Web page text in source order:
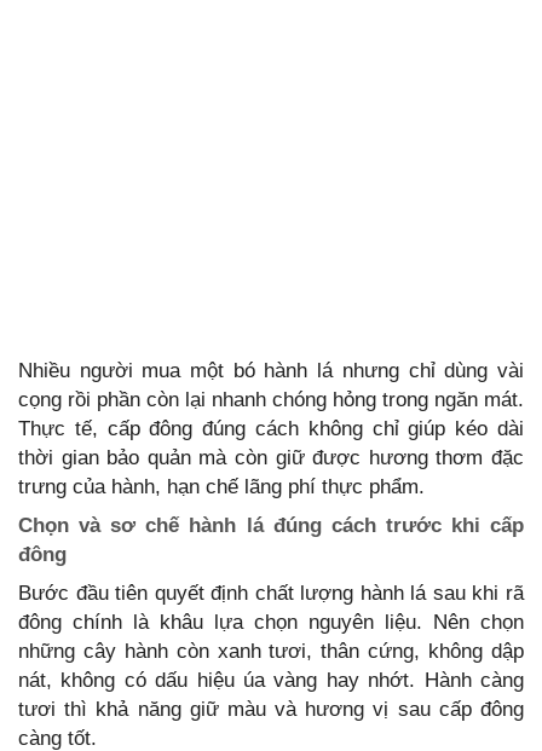
Nhiều người mua một bó hành lá nhưng chỉ dùng vài
cọng rồi phần còn lại nhanh chóng hỏng trong ngăn mát.
Thực tế, cấp đông đúng cách không chỉ giúp kéo dài
thời gian bảo quản mà còn giữ được hương thơm đặc
trưng của hành, hạn chế lãng phí thực phẩm.
Chọn và sơ chế hành lá đúng cách trước khi cấp
đông
Bước đầu tiên quyết định chất lượng hành lá sau khi rã
đông chính là khâu lựa chọn nguyên liệu. Nên chọn
những cây hành còn xanh tươi, thân cứng, không dập
nát, không có dấu hiệu úa vàng hay nhớt. Hành càng
tươi thì khả năng giữ màu và hương vị sau cấp đông
càng tốt.